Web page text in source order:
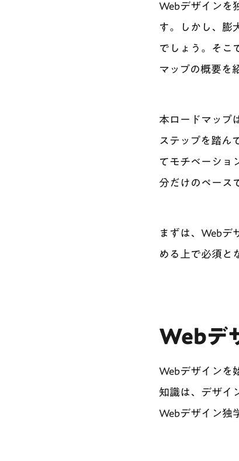
Webデザインを
す。しかし、膨
でしょう。そこ
マップの概要を
本ロードマップ
ステップを踏ん
てモチベーショ
分だけのペース
まずは、Webデ
める上で必須と
Webデ
Webデザインを
知識は、デザイ
Webデザイン独